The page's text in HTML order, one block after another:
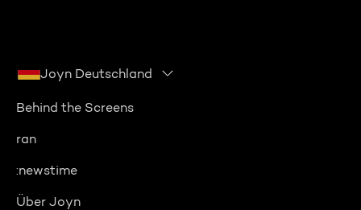
Joyn Deutschland
Behind the Screens
ran
:newstime
Über Joyn